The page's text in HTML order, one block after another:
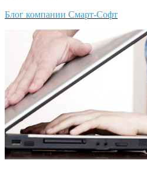
Блог компании Смарт-Софт